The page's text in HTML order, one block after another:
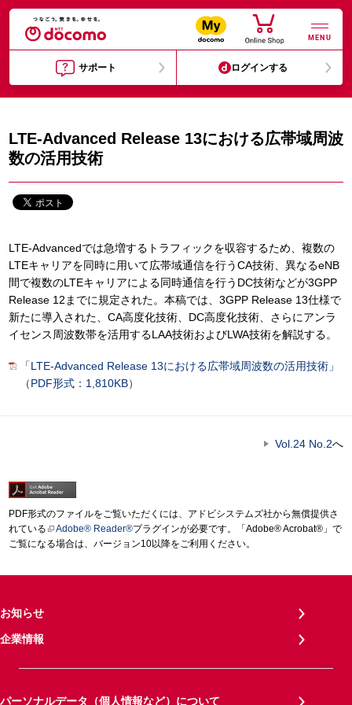
MENU
サポート ログインする
LTE‐Advanced Release 13における広帯域周波
数の活用技術
LTE-Advancedでは急増するトラフィックを収容するため、複数の
LTEキャリアを同時に用いて広帯域通信を行うCA技術、異なるeNB
間で複数のLTEキャリアによる同時通信を行うDC技術などが3GPP
Release 12までに規定された。本稿では、3GPP Release 13仕様で
新たに導入された、CA高度化技術、DC高度化技術、さらにアンラ
イセンス周波数帯を活用するLAA技術およびLWA技術を解説する。
「LTE‐Advanced Release 13における広帯域周波数の活用技術」
（PDF形式：1,810KB）
Vol.24 No.2へ
PDF形式のファイルをご覧いただくには、アドビシステムズ社から無償提供さ
れている
Adobe® Reader®プラグインが必要です。「Adobe® Acrobat®」で
ご覧になる場合は、バージョン10以降をご利用ください。
お知らせ
企業情報
パーソナルデータ（個人情報など）について